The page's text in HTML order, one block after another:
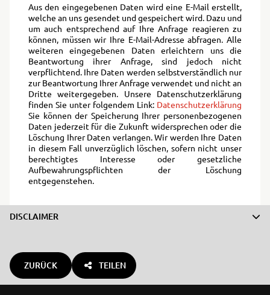
Aus den eingegebenen Daten wird eine E-Mail erstellt,
welche an uns gesendet und gespeichert wird. Dazu und
um auch entsprechend auf Ihre Anfrage reagieren zu
können, müssen wir Ihre E-Mail-Adresse abfragen. Alle
weiteren eingegebenen Daten erleichtern uns die
Beantwortung ihrer Anfrage, sind jedoch nicht
verpflichtend. Ihre Daten werden selbstverständlich nur
zur Beantwortung Ihrer Anfrage verwendet und nicht an
Dritte weitergegeben. Unsere Datenschutzerklärung
finden Sie unter folgendem Link: Datenschutzerklärung
Sie können der Speicherung Ihrer personenbezogenen
Daten jederzeit für die Zukunft widersprechen oder die
Löschung Ihrer Daten verlangen. Wir werden Ihre Daten
in diesem Fall unverzüglich löschen, sofern nicht unser
berechtigtes Interesse oder gesetzliche
Aufbewahrungspflichten der Löschung
entgegenstehen.
DISCLAIMER
ZURÜCK TEILEN